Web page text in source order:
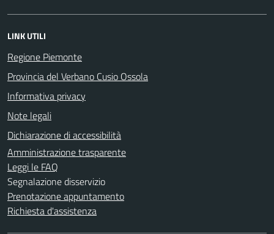
LINK UTILI
Regione Piemonte
Provincia del Verbano Cusio Ossola
Informativa privacy
Note legali
Dichiarazione di accessibilità
Amministrazione trasparente
Leggi le FAQ
Segnalazione disservizio
Prenotazione appuntamento
Richiesta d'assistenza